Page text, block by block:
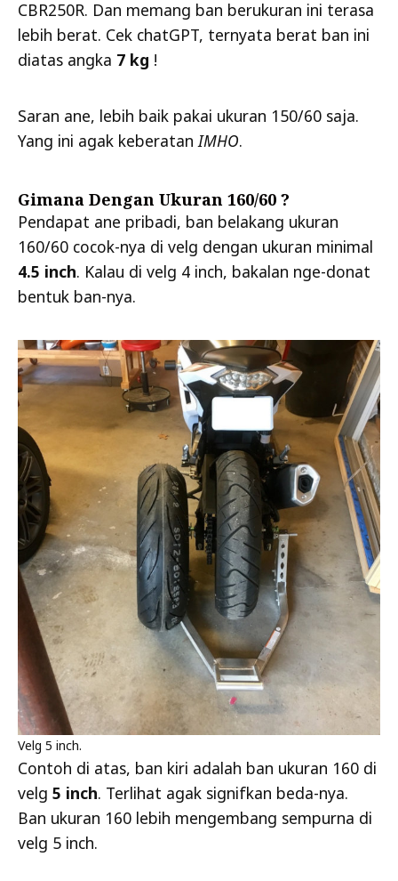
CBR250R. Dan memang ban berukuran ini terasa
lebih berat. Cek chatGPT, ternyata berat ban ini
diatas angka 7 kg !
Saran ane, lebih baik pakai ukuran 150/60 saja.
Yang ini agak keberatanIMHO.
Gimana Dengan Ukuran 160/60 ?
Pendapat ane pribadi, ban belakang ukuran
160/60 cocok-nya di velg dengan ukuran minimal
4.5 inch. Kalau di velg 4 inch, bakalan nge-donat
bentuk ban-nya.
Velg 5 inch.
Contoh di atas, ban kiri adalah ban ukuran 160 di
velg 5 inch. Terlihat agak signifkan beda-nya.
Ban ukuran 160 lebih mengembang sempurna di
velg 5 inch.